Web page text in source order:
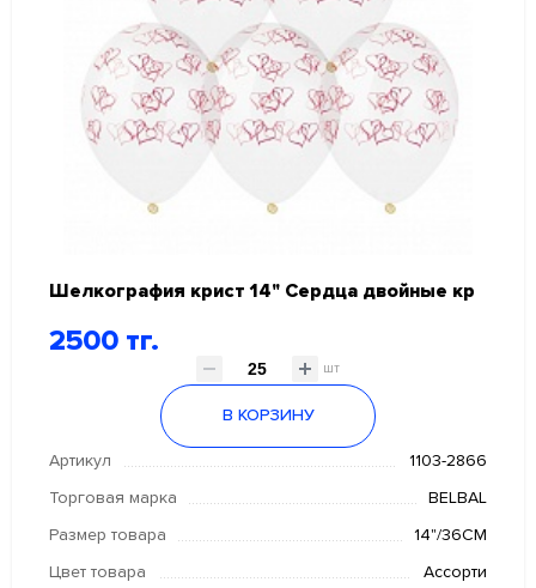
Шелкография крист 14" Сердца двойные кр
2500 тг.
шт
В КОРЗИНУ
Артикул 1103-2866
Торговая марка BELBAL
Размер товара 14"/36СМ
Цвет товара Ассорти